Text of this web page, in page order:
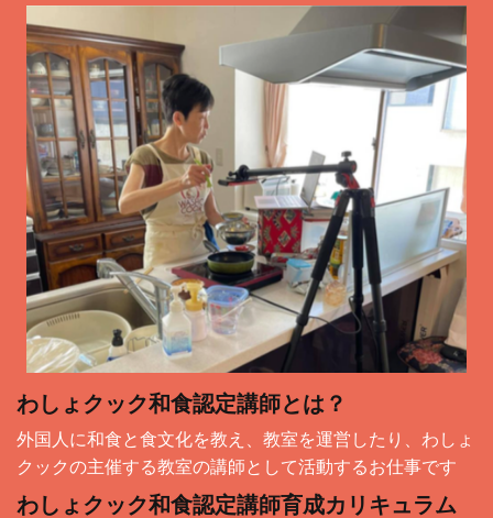
わしょクック和食認定講師とは？
外国人に和食と食文化を教え、教室を運営したり、わしょ
クックの主催する教室の講師として活動するお仕事です
わしょクック和食認定講師育成カリキュラム